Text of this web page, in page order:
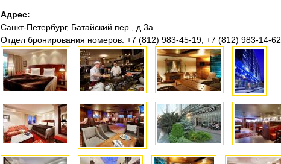
Адрес:
Санкт-Петербург, Батайский пер., д.3а
Отдел бронирования номеров: +7 (812) 983-45-19, +7 (812) 983-14-62